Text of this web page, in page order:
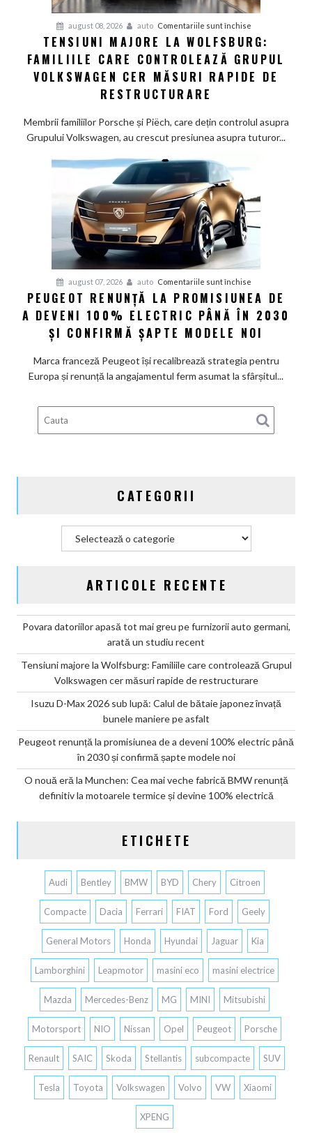
august 08, 2026 auto Comentariile sunt închise
Tensiuni
majore
la
care
măsuri
rapide
de
TENSIUNI MAJORE LA WOLFSBURG:
FAMILIILE CARE CONTROLEAZĂ GRUPUL
VOLKSWAGEN CER MĂSURI RAPIDE DE
RESTRUCTURARE
Membrii familiilor Porsche și Piëch, care dețin controlul asupra
Grupului Volkswagen, au crescut presiunea asupra tuturor...
august 07, 2026 auto Comentariile sunt închise
Peugeot
renunță
la
de
a
electric
până
modele
PEUGEOT RENUNȚĂ LA PROMISIUNEA DE
A DEVENI 100% ELECTRIC PÂNĂ ÎN 2030
ȘI CONFIRMĂ ȘAPTE MODELE NOI
Marca franceză Peugeot își recalibrează strategia pentru
Europa și renunță la angajamentul ferm asumat la sfârșitul...
CATEGORII
ARTICOLE RECENTE
Povara datoriilor apasă tot mai greu pe furnizorii auto germani,
arată un studiu recent
Tensiuni majore la Wolfsburg: Familiile care controlează Grupul
Volkswagen cer măsuri rapide de restructurare
Isuzu D-Max 2026 sub lupă: Calul de bătaie japonez învață
bunele maniere pe asfalt
Peugeot renunță la promisiunea de a deveni 100% electric până
în 2030 și confirmă șapte modele noi
O nouă eră la Munchen: Cea mai veche fabrică BMW renunță
definitiv la motoarele termice și devine 100% electrică
ETICHETE
Audi Bentley BMW BYD Chery Citroen
Compacte Dacia Ferrari FIAT Ford Geely
General Motors Honda Hyundai Jaguar Kia
Lamborghini Leapmotor masini eco masini electrice
Mazda Mercedes-Benz MG MINI Mitsubishi
Motorsport NIO Nissan Opel Peugeot Porsche
Renault SAIC Skoda Stellantis subcompacte SUV
Tesla Toyota Volkswagen Volvo VW Xiaomi
XPENG